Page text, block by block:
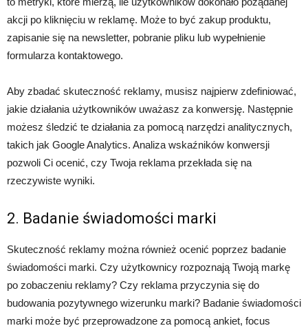
akcji po kliknięciu w reklamę. Może to być zakup produktu,
zapisanie się na newsletter, pobranie pliku lub wypełnienie
formularza kontaktowego.
Aby zbadać skuteczność reklamy, musisz najpierw zdefiniować,
jakie działania użytkowników uważasz za konwersję. Następnie
możesz śledzić te działania za pomocą narzędzi analitycznych,
takich jak Google Analytics. Analiza wskaźników konwersji
pozwoli Ci ocenić, czy Twoja reklama przekłada się na
rzeczywiste wyniki.
2. Badanie świadomości marki
Skuteczność reklamy można również ocenić poprzez badanie
świadomości marki. Czy użytkownicy rozpoznają Twoją markę
po zobaczeniu reklamy? Czy reklama przyczynia się do
budowania pozytywnego wizerunku marki? Badanie świadomości
marki może być przeprowadzone za pomocą ankiet, focus